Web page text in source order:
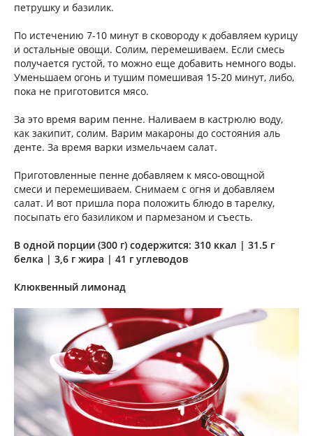
петрушку и базилик.
По истечению 7-10 минут в сковороду к добавляем курицу
и остальные овощи. Солим, перемешиваем. Если смесь
получается густой, то можно еще добавить немного воды.
Уменьшаем огонь и тушим помешивая 15-20 минут, либо,
пока не приготовится мясо.
За это время варим пенне. Наливаем в кастрюлю воду,
как закипит, солим. Варим макароны до состояния аль
денте. За время варки измельчаем салат.
Приготовленные пенне добавляем к мясо-овощной
смеси и перемешиваем. Снимаем с огня и добавляем
салат. И вот пришла пора положить блюдо в тарелку,
посыпать его базиликом и пармезаном и съесть.
В одной порции (300 г) содержится: 310 ккал | 31.5 г
белка | 3,6 г жира | 41 г углеводов
Клюквенный лимонад